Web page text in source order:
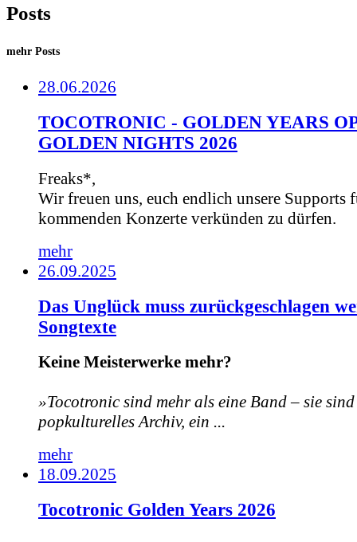
Posts
mehr Posts
28.06.2026
TOCOTRONIC - GOLDEN YEARS
GOLDEN NIGHTS 2026
Freaks*,
Wir freuen uns, euch endlich unsere Supports
kommenden Konzerte verkünden zu dürfen.
mehr
26.09.2025
Das Unglück muss zurückgeschlagen
Songtexte
Keine Meisterwerke mehr?
»Tocotronic sind mehr als eine Band – sie
popkulturelles Archiv, ein ...
mehr
18.09.2025
Tocotronic Golden Years 2026